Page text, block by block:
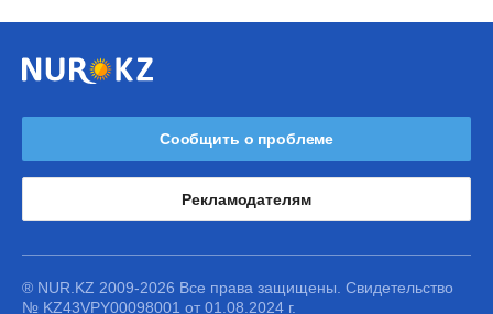
Сообщить о проблеме
Рекламодателям
® NUR.KZ 2009-2026 Все права защищены. Свидетельство
№ KZ43VPY00098001 от 01.08.2024 г.